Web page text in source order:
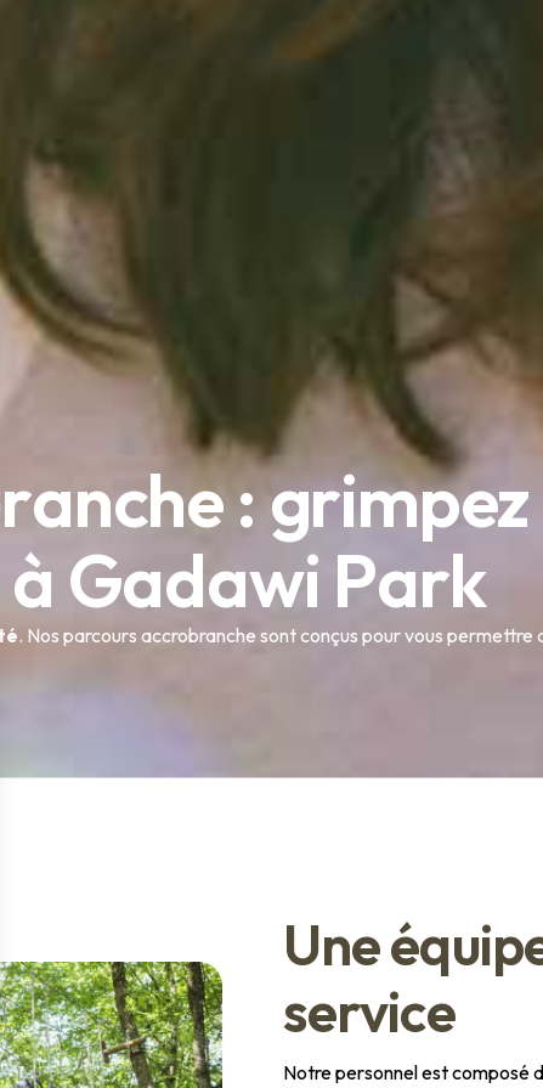
ranche:grimpez
à Gadawi Park
. Nos parcours accrobranche sont conçus pour vous permettre
Uneéquip
service
Notre personnel est composé